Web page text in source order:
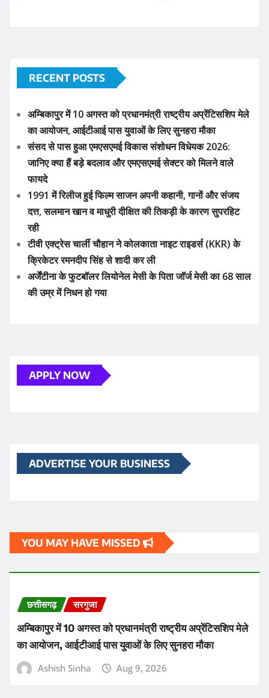
RECENT POSTS
अम्बिकापुर में 10 अगस्त को प्रधानमंत्री राष्ट्रीय अप्रेंटिसशिप मेले
का आयोजन, आईटीआई पास युवाओं के लिए सुनहरा मौका
संसद से पास हुआ एमएसएमई विकास संशोधन विधेयक 2026:
जानिए क्या हैं बड़े बदलाव और एमएसएमई सेक्टर को मिलने वाले
फायदे
1991 में रिलीज हुई फिल्म साजन अपनी कहानी, गानों और संजय
दत्त, सलमान खान व माधुरी दीक्षित की तिकड़ी के कारण सुपरहिट
रही
टीवी एक्ट्रेस चार्ली चौहान ने कोलकाता नाइट राइडर्स (KKR) के
क्रिकेटर रमनदीप सिंह से शादी कर ली
अर्जेंटीना के फुटबॉलर लियोनेल मेसी के पिता जॉर्ज मेसी का 68 साल
की उम्र में निधन हो गया
APPLY NOW
ADVERTISE YOUR BUSINESS
YOU MAY HAVE MISSED
छत्तीसगढ़ सरगुजा
अम्बिकापुर में 10 अगस्त को प्रधानमंत्री राष्ट्रीय अप्रेंटिसशिप मेले
का आयोजन, आईटीआई पास युवाओं के लिए सुनहरा मौका
Ashish Sinha Aug 9, 2026